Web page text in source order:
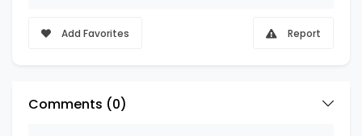
Add Favorites Report
Comments (0)